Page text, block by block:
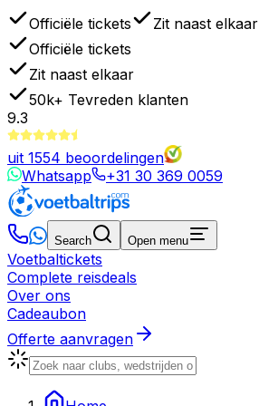
Officiële tickets Zit naast elkaar
Officiële tickets
Zit naast elkaar
50k+ Tevreden klanten
9.3
uit 1554 beoordelingen
Whatsapp
+31 30 369 0059
Search Open menu
Voetbaltickets
Complete reisdeals
Over ons
Cadeaubon
Offerte aanvragen